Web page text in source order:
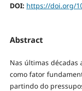
DOI: https://doi.org/
Abstract
Nas últimas
como fator
partindo do